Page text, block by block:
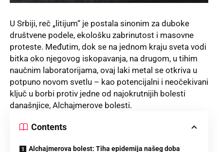
U Srbiji, reč „litijum“ je postala sinonim za duboke
društvene podele, ekološku zabrinutost i masovne
proteste. Međutim, dok se na jednom kraju sveta vodi
bitka oko njegovog iskopavanja, na drugom, u tihim
naučnim laboratorijama, ovaj laki metal se otkriva u
potpuno novom svetlu – kao potencijalni i neočekivani
ključ u borbi protiv jedne od najokrutnijih bolesti
današnjice, Alchajmerove bolesti.
Contents
Alchajmerova bolest: Tiha epidemija našeg doba